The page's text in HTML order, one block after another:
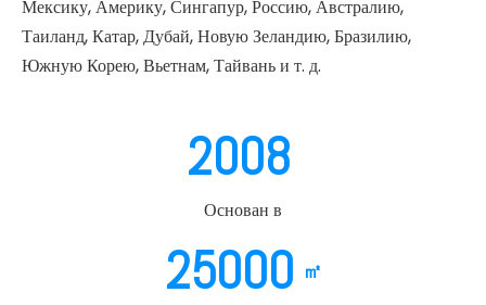
Мексику, Америку, Сингапур, Россию, Австралию,
Таиланд, Катар, Дубай, Новую Зеландию, Бразилию,
Южную Корею, Вьетнам, Тайвань и т. д.
2008
Основан в
25000 ㎡